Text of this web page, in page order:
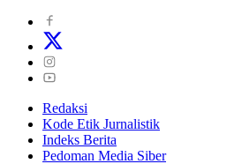
Redaksi
Kode Etik Jurnalistik
Indeks Berita
Pedoman Media Siber